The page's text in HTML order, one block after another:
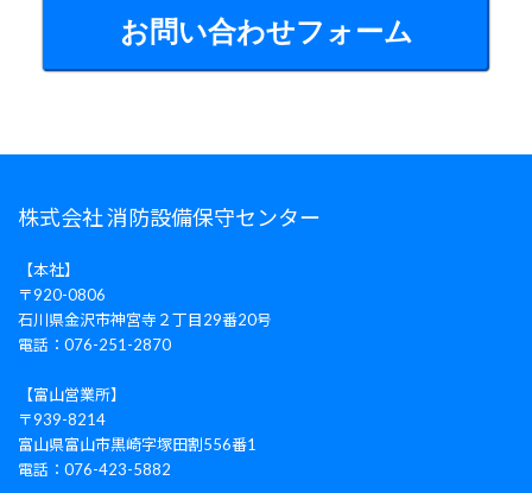
お問い合わせフォーム
株式会社 消防設備保守センター
【本社】
〒920-0806
石川県金沢市神宮寺２丁目29番20号
電話：076-251-2870
【富山営業所】
〒939-8214
富山県富山市黒崎字塚田割556番1
電話：076-423-5882